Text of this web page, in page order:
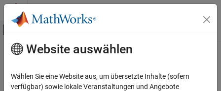
Weiter zum Inhalt
Umschaltung für Off-Canvas-
Startseite der Dokumentation
Hauptinhalt
Website auswählen
Wählen Sie eine Website aus, um übersetzte Inhalte (sofern
verfügbar) sowie lokale Veranstaltungen und Angebote